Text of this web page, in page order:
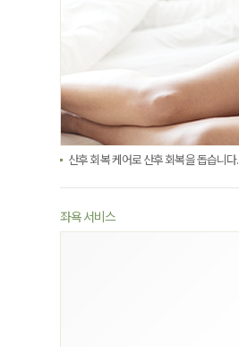
산후 회복 케어로 산후 회복을 돕습니다.
좌욕 서비스